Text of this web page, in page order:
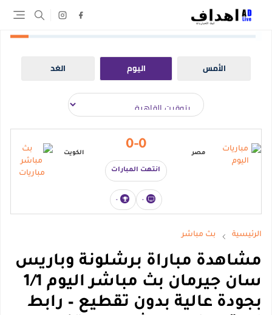
الأمس اليوم الغد
مصر
0-0
انتهت المبارات
-
-
الكويت
الرئيسية بث مباشر
مشاهدة مباراة برشلونة وباريس
سان جيرمان بث مباشر اليوم 1/1
بجودة عالية بدون تقطيع – رابط